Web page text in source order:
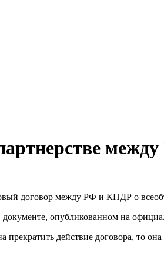
договор между РФ и КНДР о
опубликованном на
прекратить действие договора, то